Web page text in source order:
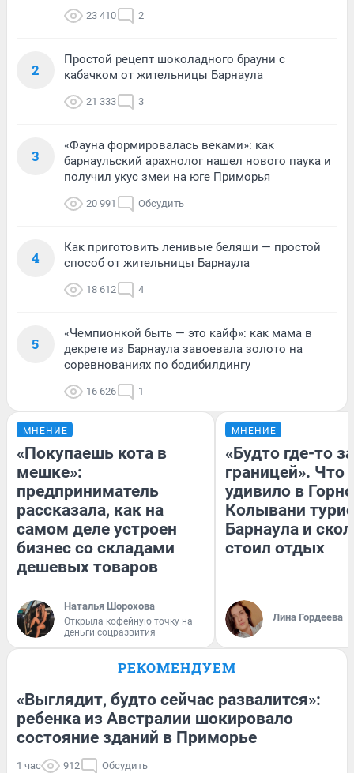
23 410 2
2
Простой рецепт шоколадного брауни с
кабачком от жительницы Барнаула
21 333 3
3
«Фауна формировалась веками»: как
барнаульский арахнолог нашел нового паука и
получил укус змеи на юге Приморья
20 991 Обсудить
4
Как приготовить ленивые беляши — простой
способ от жительницы Барнаула
18 612 4
5
«Чемпионкой быть — это кайф»: как мама в
декрете из Барнаула завоевала золото на
соревнованиях по бодибилдингу
16 626 1
МНЕНИЕ
«Покупаешь кота в
мешке»:
предприниматель
рассказала, как на
самом деле устроен
бизнес со складами
дешевых товаров
Наталья Шорохова
Открыла кофейную точку на
деньги соцразвития
МНЕНИЕ
«Будто где-то за
границей». Что
удивило в
Колывани
Барнаула и
стоил отдых
Лина Гордеева
РЕКОМЕНДУЕМ
«Выглядит, будто сейчас развалится»:
ребенка из Австралии шокировало
состояние зданий в Приморье
1 час 912 Обсудить